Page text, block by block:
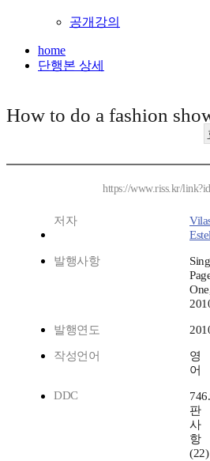
공개강의
home
단행본 상세
How to do a fashion
https://www.riss.kr/
저자
발행사항
발행연도
작성언어
영
어
DDC
판
사
항
(22)